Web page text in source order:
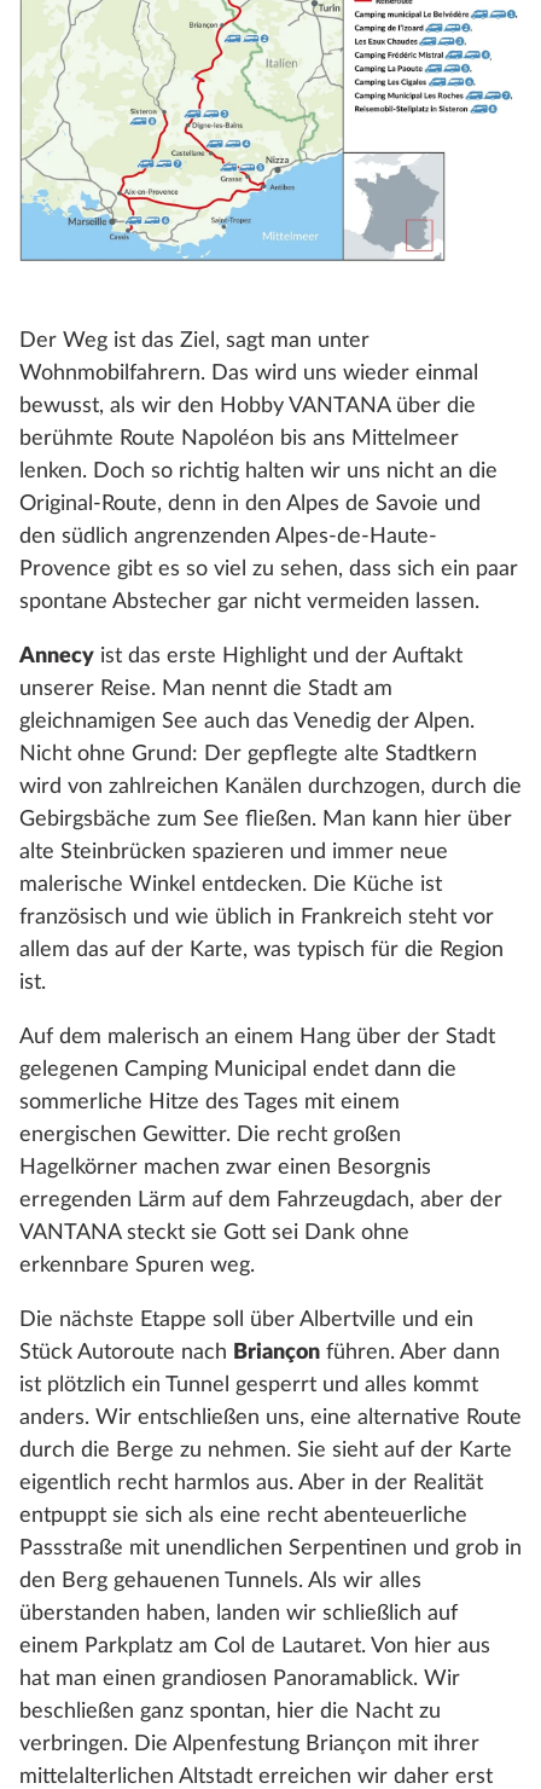
Der Weg ist das Ziel, sagt man unter
Wohnmobilfahrern. Das wird uns wieder einmal
bewusst, als wir den Hobby VANTANA über die
berühmte Route Napoléon bis ans Mittelmeer
lenken. Doch so richtig halten wir uns nicht an die
Original-Route, denn in den Alpes de Savoie und
den südlich angrenzenden Alpes-de-Haute-
Provence gibt es so viel zu sehen, dass sich ein paar
spontane Abstecher gar nicht vermeiden lassen.
Annecy ist das erste Highlight und der Auftakt
unserer Reise. Man nennt die Stadt am
gleichnamigen See auch das Venedig der Alpen.
Nicht ohne Grund: Der gepflegte alte Stadtkern
wird von zahlreichen Kanälen durchzogen, durch die
Gebirgsbäche zum See fließen. Man kann hier über
alte Steinbrücken spazieren und immer neue
malerische Winkel entdecken. Die Küche ist
französisch und wie üblich in Frankreich steht vor
allem das auf der Karte, was typisch für die Region
ist.
Auf dem malerisch an einem Hang über der Stadt
gelegenen Camping Municipal endet dann die
sommerliche Hitze des Tages mit einem
energischen Gewitter. Die recht großen
Hagelkörner machen zwar einen Besorgnis
erregenden Lärm auf dem Fahrzeugdach, aber der
VANTANA steckt sie Gott sei Dank ohne
erkennbare Spuren weg.
Die nächste Etappe soll über Albertville und ein
Stück Autoroute nach Briançon führen. Aber dann
ist plötzlich ein Tunnel gesperrt und alles kommt
anders. Wir entschließen uns, eine alternative Route
durch die Berge zu nehmen. Sie sieht auf der Karte
eigentlich recht harmlos aus. Aber in der Realität
entpuppt sie sich als eine recht abenteuerliche
Passstraße mit unendlichen Serpentinen und grob in
den Berg gehauenen Tunnels. Als wir alles
überstanden haben, landen wir schließlich auf
einem Parkplatz am Col de Lautaret. Von hier aus
hat man einen grandiosen Panoramablick. Wir
beschließen ganz spontan, hier die Nacht zu
verbringen. Die Alpenfestung Briançon mit ihrer
mittelalterlichen Altstadt erreichen wir daher erst